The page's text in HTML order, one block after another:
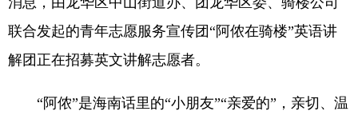
联合发起的青年志愿服务宣传团“阿侬在骑楼”英语讲
解团正在招募英文讲解志愿者。
“阿侬”是海南话里的“小朋友”“亲爱的”，亲切、温